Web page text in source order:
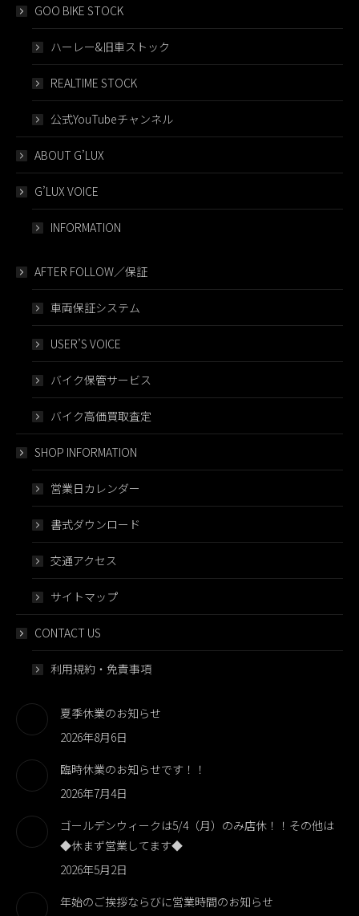
GOO BIKE STOCK
ハーレー&旧車ストック
REALTIME STOCK
公式YouTubeチャンネル
ABOUT G’LUX
G’LUX VOICE
INFORMATION
AFTER FOLLOW／保証
車両保証システム
USER’S VOICE
バイク保管サービス
バイク高価買取査定
SHOP INFORMATION
営業日カレンダー
書式ダウンロード
交通アクセス
サイトマップ
CONTACT US
利用規約・免責事項
夏季休業のお知らせ
2026年8月6日
臨時休業のお知らせです！！
2026年7月4日
ゴールデンウィークは5/4（月）のみ店休！！その他は
◆休まず営業してます◆
2026年5月2日
年始のご挨拶ならびに営業時間のお知らせ